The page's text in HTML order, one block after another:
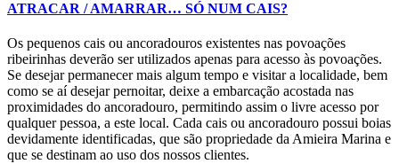
ATRACAR / AMARRAR… SÓ NUM CAIS?
Os pequenos cais ou ancoradouros existentes nas povoações
ribeirinhas deverão ser utilizados apenas para acesso às povoações.
Se desejar permanecer mais algum tempo e visitar a localidade, bem
como se aí desejar pernoitar, deixe a embarcação acostada nas
proximidades do ancoradouro, permitindo assim o livre acesso por
qualquer pessoa, a este local. Cada cais ou ancoradouro possui boias
devidamente identificadas, que são propriedade da Amieira Marina e
que se destinam ao uso dos nossos clientes.